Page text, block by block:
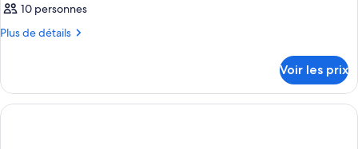
10 personnes
Plus de détails
Plus
le
type
de
Voir les prix